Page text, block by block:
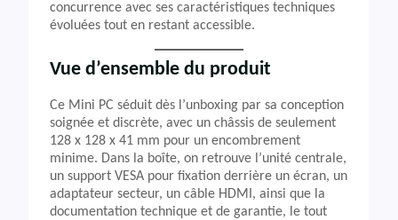
concurrence avec ses caractéristiques techniques
évoluées tout en restant accessible.
Vue d’ensemble du produit
Ce Mini PC séduit dès l’unboxing par sa conception
soignée et discrète, avec un châssis de seulement
128 x 128 x 41 mm pour un encombrement
minime. Dans la boîte, on retrouve l’unité centrale,
un support VESA pour fixation derrière un écran, un
adaptateur secteur, un câble HDMI, ainsi que la
documentation technique et de garantie, le tout